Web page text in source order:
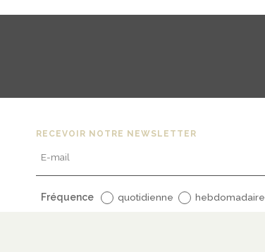
RECEVOIR NOTRE NEWSLETTER
Fréquence quotidienne hebdomadaire